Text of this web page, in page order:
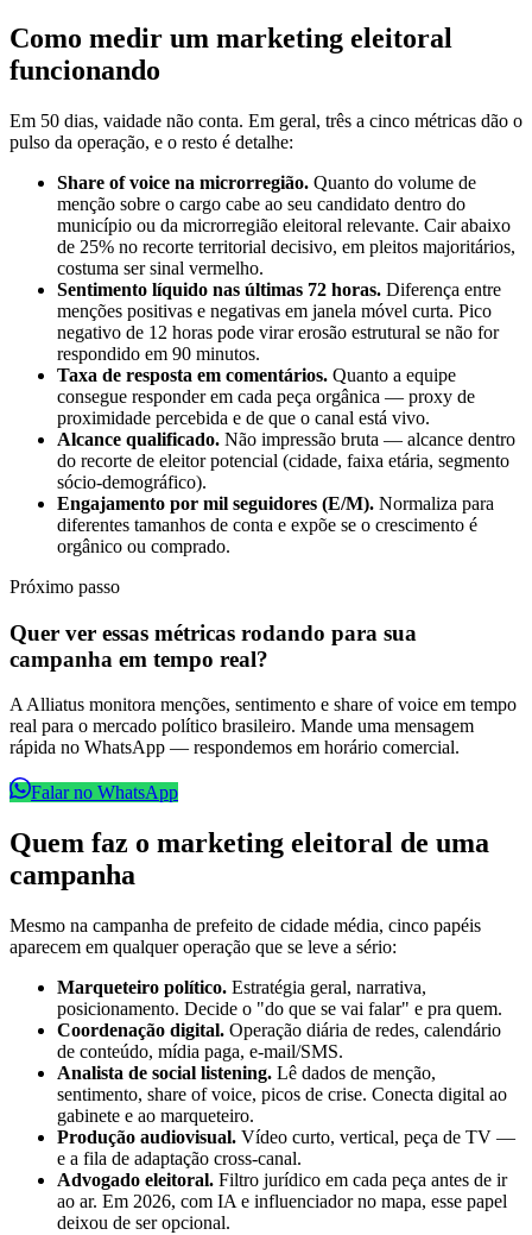
Como medir um marketing eleitoral
funcionando
Em 50 dias, vaidade não conta. Em geral, três a cinco métricas dão o
pulso da operação, e o resto é detalhe:
Share of voice na microrregião. Quanto do volume de
menção sobre o cargo cabe ao seu candidato dentro do
município ou da microrregião eleitoral relevante. Cair abaixo
de 25% no recorte territorial decisivo, em pleitos majoritários,
costuma ser sinal vermelho.
Sentimento líquido nas últimas 72 horas. Diferença entre
menções positivas e negativas em janela móvel curta. Pico
negativo de 12 horas pode virar erosão estrutural se não for
respondido em 90 minutos.
Taxa de resposta em comentários. Quanto a equipe
consegue responder em cada peça orgânica — proxy de
proximidade percebida e de que o canal está vivo.
Alcance qualificado. Não impressão bruta — alcance dentro
do recorte de eleitor potencial (cidade, faixa etária, segmento
sócio-demográfico).
Engajamento por mil seguidores (E/M). Normaliza para
diferentes tamanhos de conta e expõe se o crescimento é
orgânico ou comprado.
Próximo passo
Quer ver essas métricas rodando para sua
campanha em tempo real?
A Alliatus monitora menções, sentimento e share of voice em tempo
real para o mercado político brasileiro. Mande uma mensagem
rápida no WhatsApp — respondemos em horário comercial.
Falar no WhatsApp
Quem faz o marketing eleitoral de uma
campanha
Mesmo na campanha de prefeito de cidade média, cinco papéis
aparecem em qualquer operação que se leve a sério:
Marqueteiro político. Estratégia geral, narrativa,
posicionamento. Decide o "do que se vai falar" e pra quem.
Coordenação digital. Operação diária de redes, calendário
de conteúdo, mídia paga, e-mail/SMS.
Analista de social listening. Lê dados de menção,
sentimento, share of voice, picos de crise. Conecta digital ao
gabinete e ao marqueteiro.
Produção audiovisual. Vídeo curto, vertical, peça de TV —
e a fila de adaptação cross-canal.
Advogado eleitoral. Filtro jurídico em cada peça antes de ir
ao ar. Em 2026, com IA e influenciador no mapa, esse papel
deixou de ser opcional.